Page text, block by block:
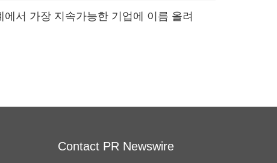
서 가장 지속가능한 기업에 이름 올려
Contact PR Newswire